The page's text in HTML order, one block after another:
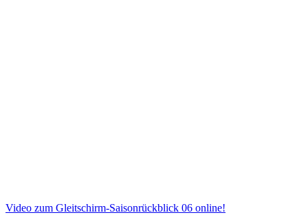
Video zum Gleitschirm-Saisonrückblick 06 online!